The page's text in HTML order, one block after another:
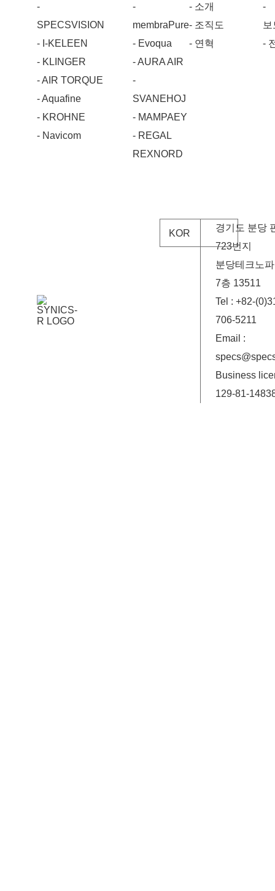
-
SPECSVISION
- I-KELEEN
- KLINGER
- AIR TORQUE
- Aquafine
- KROHNE
- Navicom
-
membraPure
- Evoqua
- AURA AIR
-
SVANEHOJ
- MAMPAEY
- REGAL
REXNORD
- 소개
- 조직도
- 연혁
-
-
경기도 분당
723번지
분당테크노
7층 13511
Tel : +82-
706-5211
Email :
Business
129-81-
KOR